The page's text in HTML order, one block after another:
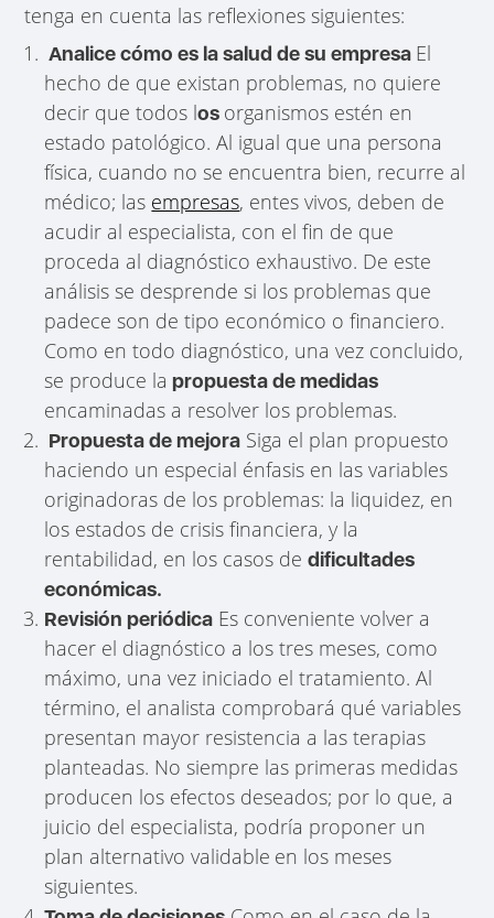
tenga en cuenta las reflexiones siguientes:
Analice cómo es la salud de su empresa El
hecho de que existan problemas, no quiere
decir que todos los organismos estén en
estado patológico. Al igual que una persona
física, cuando no se encuentra bien, recurre al
médico; las empresas, entes vivos, deben de
acudir al especialista, con el fin de que
proceda al diagnóstico exhaustivo. De este
análisis se desprende si los problemas que
padece son de tipo económico o financiero.
Como en todo diagnóstico, una vez concluido,
se produce la propuesta de medidas
encaminadas a resolver los problemas.
Propuesta de mejora Siga el plan propuesto
haciendo un especial énfasis en las variables
originadoras de los problemas: la liquidez, en
los estados de crisis financiera, y la
rentabilidad, en los casos dedificultades
económicas.
Revisión periódica Es conveniente volver a
hacer el diagnóstico a los tres meses, como
máximo, una vez iniciado el tratamiento. Al
término, el analista comprobará qué variables
presentan mayor resistencia a las terapias
planteadas. No siempre las primeras medidas
producen los efectos deseados; por lo que, a
juicio del especialista, podría proponer un
plan alternativo validable en los meses
siguientes.